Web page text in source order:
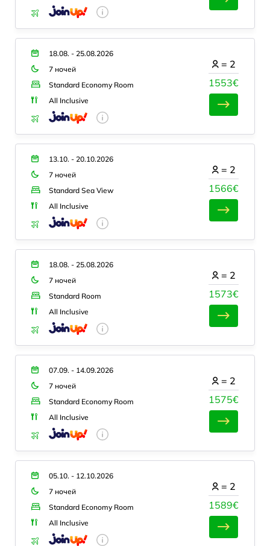
18.08. - 25.08.2026
7 ночей
Standard Economy Room
All Inclusive
1553€
= 2
13.10. - 20.10.2026
7 ночей
Standard Sea View
All Inclusive
1566€
= 2
18.08. - 25.08.2026
7 ночей
Standard Room
All Inclusive
1573€
= 2
07.09. - 14.09.2026
7 ночей
Standard Economy Room
All Inclusive
1575€
= 2
05.10. - 12.10.2026
7 ночей
Standard Economy Room
All Inclusive
1589€
= 2